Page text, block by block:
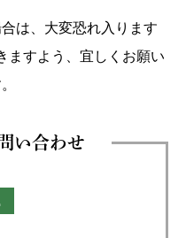
は、大変恐れ入ります
ますよう、宜しくお願い
い合わせ